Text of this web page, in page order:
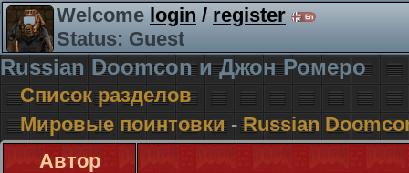
Welcome login/register
Status: Guest
Russian Doomcon и Джон Ромеро
Список разделов
Мировые поинтовки-Russian
Автор